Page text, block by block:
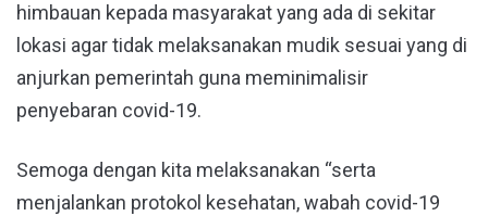
himbauan kepada masyarakat yang ada di sekitar
lokasi agar tidak melaksanakan mudik sesuai yang di
anjurkan pemerintah guna meminimalisir
penyebaran covid-19.
Semoga dengan kita melaksanakan “serta
menjalankan protokol kesehatan, wabah covid-19